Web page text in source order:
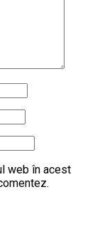
web în acest